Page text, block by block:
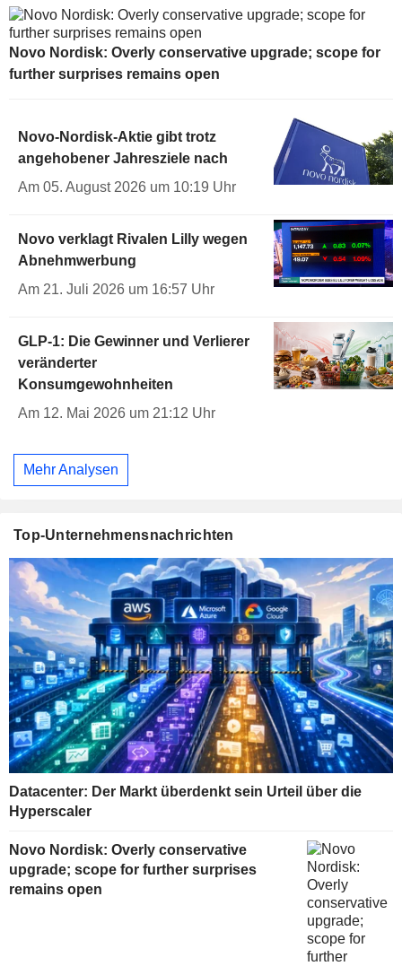
Novo Nordisk: Overly conservative upgrade; scope for
further surprises remains open
Novo-Nordisk-Aktie gibt trotz
angehobener Jahresziele nach
Am 05. August 2026 um 10:19 Uhr
Novo verklagt Rivalen Lilly wegen
Abnehmwerbung
Am 21. Juli 2026 um 16:57 Uhr
GLP-1: Die Gewinner und Verlierer
veränderter
Konsumgewohnheiten
Am 12. Mai 2026 um 21:12 Uhr
Mehr Analysen
Top-Unternehmensnachrichten
Datacenter: Der Markt überdenkt sein Urteil über die
Hyperscaler
Novo Nordisk: Overly conservative
upgrade; scope for further surprises
remains open